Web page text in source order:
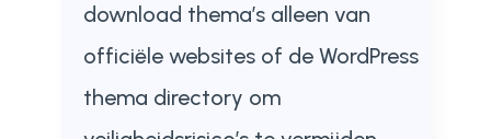
download thema’s alleen van
officiële websites of de WordPress
thema directory om